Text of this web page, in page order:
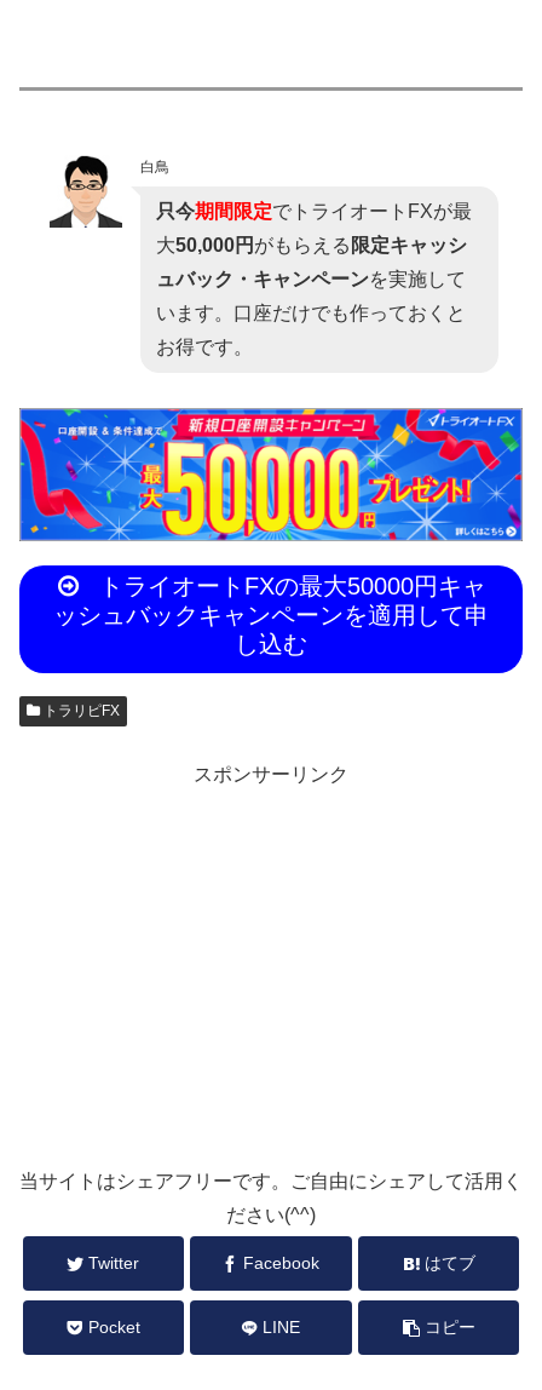
白鳥
只今期間限定でトライオートFXが最
大50,000円 がもらえる 限定キャッシ
ュバック・キャンペーンを実施して
います。口座だけでも作っておくと
お得です。
トライオートFXの最大50000円キャ
ッシュバックキャンペーンを適用して申
し込む
トラリピFX
スポンサーリンク
当サイトはシェアフリーです。ご自由にシェアして活用く
ださい(^^)
Twitter Facebook はてブ
Pocket LINE コピー